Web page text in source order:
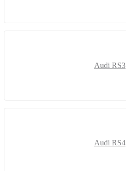
Audi RS3
Audi RS4